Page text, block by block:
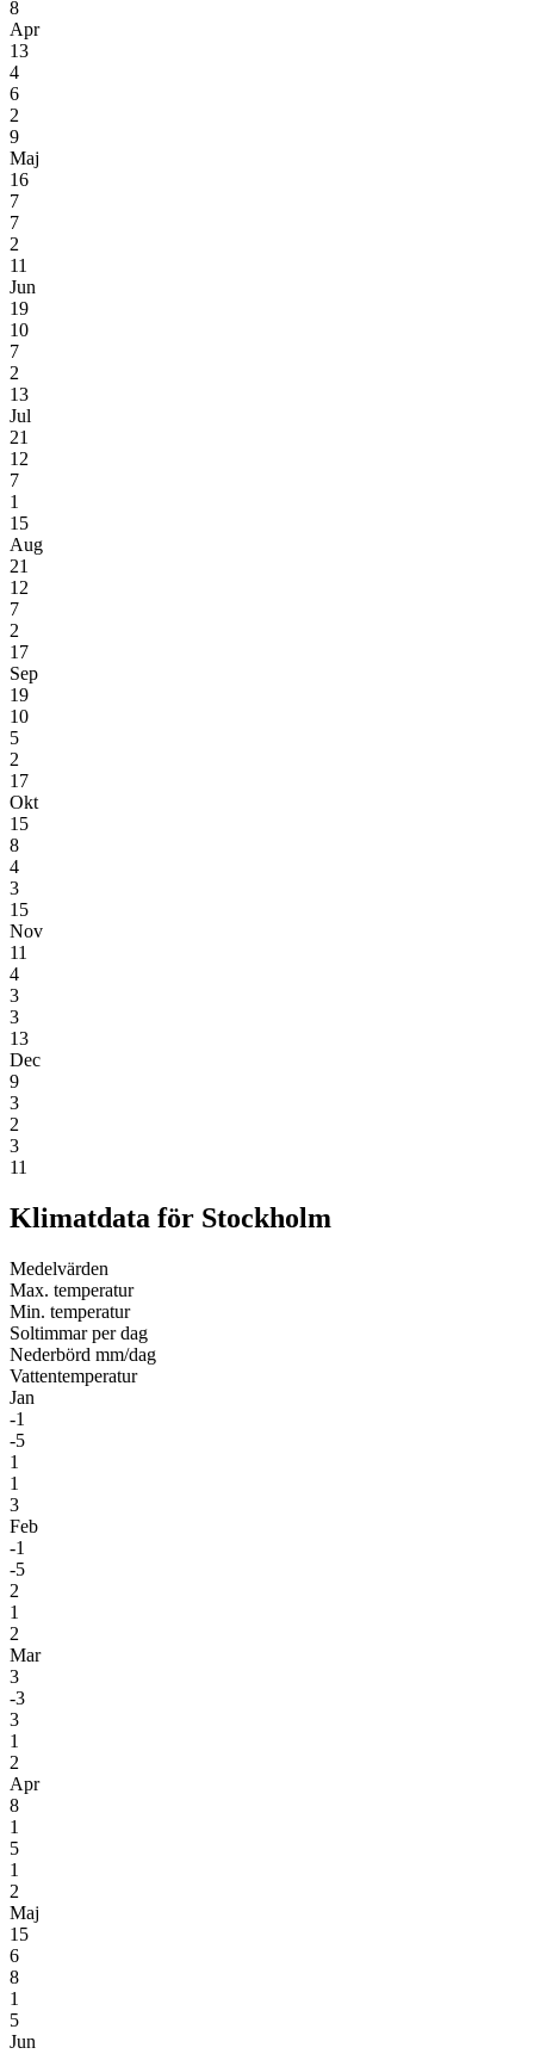
8
Apr
13
4
6
2
9
Maj
16
7
7
2
11
Jun
19
10
7
2
13
Jul
21
12
7
1
15
Aug
21
12
7
2
17
Sep
19
10
5
2
17
Okt
15
8
4
3
15
Nov
11
4
3
3
13
Dec
9
3
2
3
11
Klimatdata för Stockholm
Medel­värden
Max. temperatur
Min. temperatur
Soltimmar per dag
Nederbörd mm/dag
Vatten­temperatur
Jan
-1
-5
1
1
3
Feb
-1
-5
2
1
2
Mar
3
-3
3
1
2
Apr
8
1
5
1
2
Maj
15
6
8
1
5
Jun